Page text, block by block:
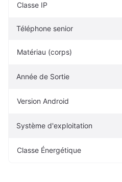
Classe IP
Téléphone senior
Matériau (corps)
Année de Sortie
Version Android
Système d'exploitation
Classe Énergétique